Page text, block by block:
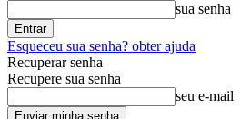
sua senha
Esqueceu sua senha? obter ajuda
Recuperar senha
Recupere sua senha
seu e-mail